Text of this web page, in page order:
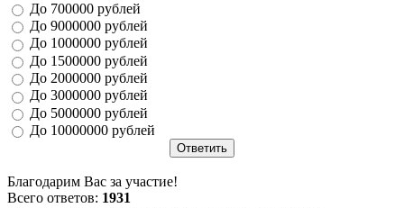
До 700000 рублей
До 9000000 рублей
До 1000000 рублей
До 1500000 рублей
До 2000000 рублей
До 3000000 рублей
До 5000000 рублей
До 10000000 рублей
Благодарим Вас за участие!
Всего ответов: 1931